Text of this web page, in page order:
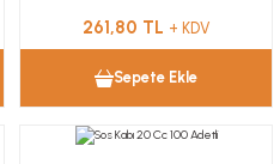
261,80 TL + KDV
Sepete Ekle